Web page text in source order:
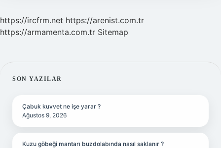
https://ircfrm.net https://arenist.com.tr
https://armamenta.com.tr Sitemap
SIDEBAR
SON YAZILAR
Çabuk kuvvet ne işe yarar ?
Ağustos 9, 2026
Kuzu göbeği mantarı buzdolabında nasıl saklanır ?